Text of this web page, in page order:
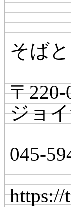
そば
〒
ジョ
045-
https://